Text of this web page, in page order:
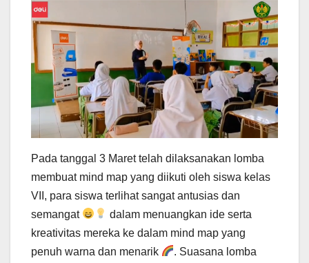
Pada tanggal 3 Maret telah dilaksanakan lomba
membuat mind map yang diikuti oleh siswa kelas
VII, para siswa terlihat sangat antusias dan
semangat
dalam menuangkan ide serta
kreativitas mereka ke dalam mind map yang
penuh warna dan menarik
. Suasana lomba